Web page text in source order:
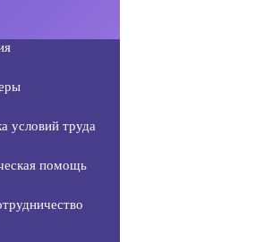
условий труда
помощь